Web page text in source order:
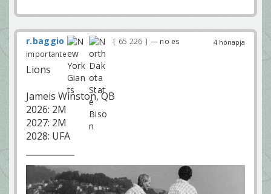
4 hónapja
r.baggio 65 226
— no es
importante
Lions
Jameis Winston, QB
2026: 2M
2027: 2M
2028: UFA